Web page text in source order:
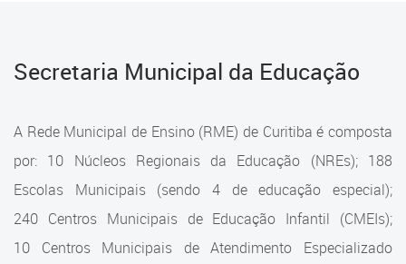
Contato
úteis
Portal da Prefeitura de Curitiba
Cadastramento Escolar
Cadastro Online
Crianças e estudantes
Contato
Estrutura da Secretaria
Estrutura da Secretaria
Secretaria Municipal da Educação
A Rede Municipal de Ensino (RME) de Curitiba é composta
por: 10 Núcleos Regionais da Educação (NREs); 188
Escolas Municipais (sendo 4 de educação especial);
240 Centros Municipais de Educação Infantil (CMEIs);
10 Centros Municipais de Atendimento Especializado